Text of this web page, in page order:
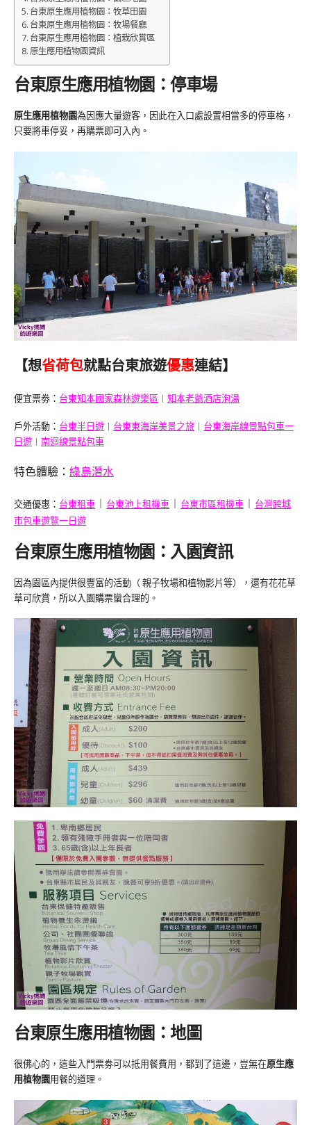
台東原生應用植物園：牧草田園
台東原生應用植物園：牧場餐廳
台東原生應用植物園：植栽欣賞區
原生應用植物園資訊
台東原生應用植物園：停車場
原生應用植物園為因應大量遊客，因此在入口處設置相當多的停車格，
只要將車停妥，再購票即可入內。
【想省荷包就點台東旅遊優惠連結】
便宜票劵： 台東知本國家森林遊樂區 ︱ 知本老爺酒店泡湯
戶外活動： 台東半日遊 ︱ 台東東海岸美景之旅 ︱ 台東海岸線景點包車一
日遊 ︱ 南迴線景點包車
特色體驗： 綠島潛水
交通優惠： 台東租車 ︱ 台東池上租機車 ︱ 台東市區租機車 ︱ 台灣跨城
市包車遊覽一日遊
台東原生應用植物園：入園資訊
因為園區內提供很豐富的活動（ 親子牧場和植物影片等），還有花花草
草可欣賞，所以入園購票蠻合理的。
台東原生應用植物園：地圖
很佛心的，這些入門票劵可以抵用餐費用，都到了這邊，豈無在原生應
用植物園用餐的道理。